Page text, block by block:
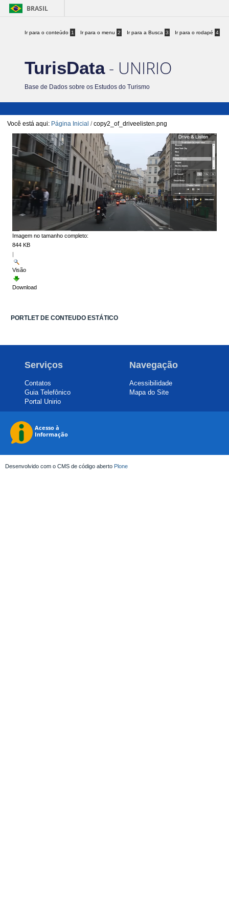
BRASIL
Ir para o conteúdo 1 Ir para o menu 2 Ir para a Busca 3 Ir para o rodapé 4
TurisData- UNIRIO
Base de Dados sobre os Estudos do Turismo
Você está aqui: Página Inicial /copy2_of_driveelisten.png
Imagem no tamanho completo:
844 KB
|
Visão
Download
PORTLET DE CONTEUDO ESTÁTICO
Serviços
Contatos
Guia Telefônico
Portal Unirio
Navegação
Acessibilidade
Mapa do Site
Desenvolvido com o CMS de código aberto Plone